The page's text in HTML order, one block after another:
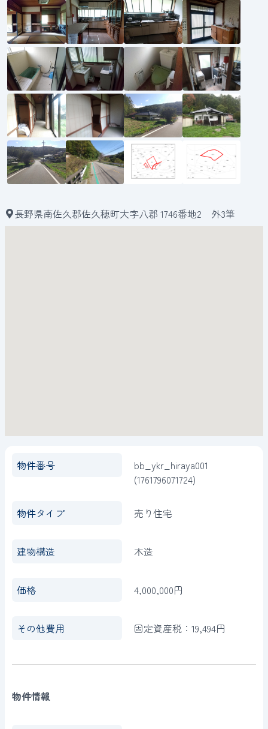
長野県南佐久郡佐久穂町大字八郡 1746番地2 外3筆
物件番号
bb_ykr_hiraya001
(1761796071724)
物件タイプ 売り住宅
建物構造 木造
価格 4,000,000円
その他費用 固定資産税：19,494円
物件情報